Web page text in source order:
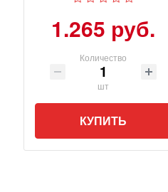
1.265 руб.
Количество
шт
КУПИТЬ